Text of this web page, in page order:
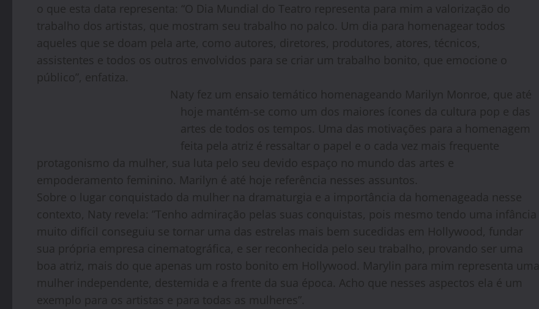
o que esta data representa: “O Dia Mundial do Teatro representa para mim a valorização do
trabalho dos artistas, que mostram seu trabalho no palco. Um dia para homenagear todos
aqueles que se doam pela arte, como autores, diretores, produtores, atores, técnicos,
assistentes e todos os outros envolvidos para se criar um trabalho bonito, que emocione o
público”, enfatiza.
Naty fez um ensaio temático homenageando Marilyn Monroe, que até
hoje mantém-se como um dos maiores ícones da cultura pop e das
artes de todos os tempos. Uma das motivações para a homenagem
feita pela atriz é ressaltar o papel e o cada vez mais frequente
protagonismo da mulher, sua luta pelo seu devido espaço no mundo das artes e
empoderamento feminino. Marilyn é até hoje referência nesses assuntos.
Sobre o lugar conquistado da mulher na dramaturgia e a importância da homenageada nesse
contexto, Naty revela: ”Tenho admiração pelas suas conquistas, pois mesmo tendo uma infância
muito difícil conseguiu se tornar uma das estrelas mais bem sucedidas em Hollywood, fundar
sua própria empresa cinematográfica, e ser reconhecida pelo seu trabalho, provando ser uma
boa atriz, mais do que apenas um rosto bonito em Hollywood. Marylin para mim representa uma
mulher independente, destemida e a frente da sua época. Acho que nesses aspectos ela é um
exemplo para os artistas e para todas as mulheres”.